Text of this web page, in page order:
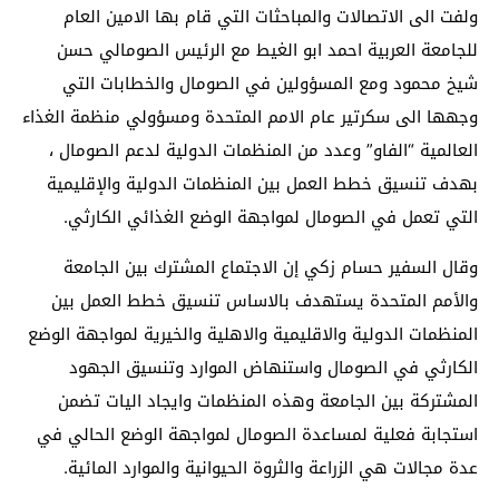
ولفت الى الاتصالات والمباحثات التي قام بها الامين العام
للجامعة العربية احمد ابو الغيط مع الرئيس الصومالي حسن
شيخ محمود ومع المسؤولين في الصومال والخطابات التي
وجهها الى سكرتير عام الامم المتحدة ومسؤولي منظمة الغذاء
العالمية “الفاو” وعدد من المنظمات الدولية لدعم الصومال ،
بهدف تنسيق خطط العمل بين المنظمات الدولية والإقليمية
التي تعمل في الصومال لمواجهة الوضع الغذائي الكارثي.
وقال السفير حسام زكي إن الاجتماع المشترك بين الجامعة
والأمم المتحدة يستهدف بالاساس تنسيق خطط العمل بين
المنظمات الدولية والاقليمية والاهلية والخيرية لمواجهة الوضع
الكارثي في الصومال واستنهاض الموارد وتنسيق الجهود
المشتركة بين الجامعة وهذه المنظمات وايجاد اليات تضمن
استجابة فعلية لمساعدة الصومال لمواجهة الوضع الحالي في
عدة مجالات هي الزراعة والثروة الحيوانية والموارد المائية.